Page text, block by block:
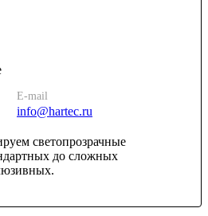
E-mail
info@hartec.ru
светопрозрачные
до сложных